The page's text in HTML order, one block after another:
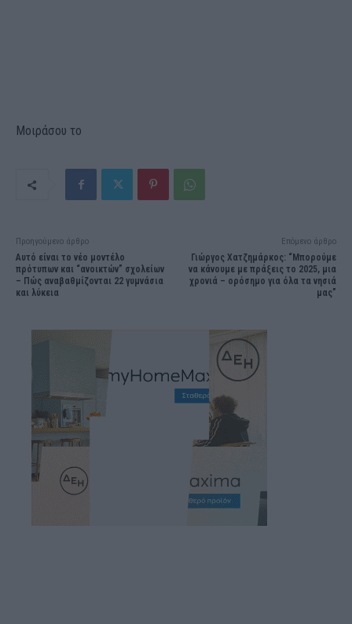
Μοιράσου το
Προηγούμενο άρθρο
Αυτό είναι το νέο μοντέλο
πρότυπων και “ανοικτών” σχολείων
– Πώς αναβαθμίζονται 22 γυμνάσια
και λύκεια
Επόμενο άρθρο
Γιώργος Χατζημάρκος: “Μπορούμε
να κάνουμε με πράξεις το 2025, μια
χρονιά – ορόσημο για όλα τα νησιά
μας”